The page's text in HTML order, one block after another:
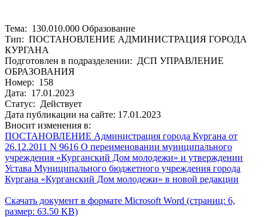
Тема: 130.010.000 Образование
Тип: ПОСТАНОВЛЕНИЕ АДМИНИСТРАЦИЯ ГОРОДА
КУРГАНА
Подготовлен в подразделении: ДСП УПРАВЛЕНИЕ
ОБРАЗОВАНИЯ
Номер: 158
Дата: 17.01.2023
Статус: Действует
Дата публикации на сайте: 17.01.2023
Вносит изменения в:
ПОСТАНОВЛЕНИЕ Администрация города Кургана от
26.12.2011 N 9616 О переименовании муниципального
учреждения «Курганский Дом молодежи» и утверждении
Устава Муниципального бюджетного учреждения города
Кургана «Курганский Дом молодежи» в новой редакции
Скачать документ в формате Microsoft Word (страниц: 6,
размер: 63.50 KB)